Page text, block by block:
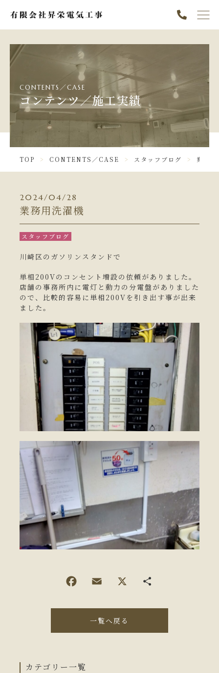
TOP
ABOUT
SERVICE
NEWS
CONTENTS／CASE
INFORMATION
お問い合わせフォーム
CONTENTS／CASE
コンテンツ／施工実績
TOP CONTENTS／CASE スタッフブログ 業務用
2024/04/28
業務用洗濯機
スタッフブログ
川崎区のガソリンスタンドで
単相200Vのコンセント増設の依頼がありました。
店舗の事務所内に電灯と動力の分電盤がありました
ので、比較的容易に単相200Vを引き出す事が出来
ました。
一覧へ戻る
カテゴリー一覧